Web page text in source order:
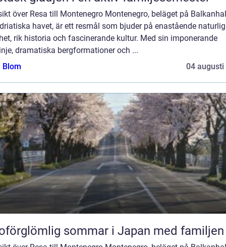
över Resa till Montenegro Montenegro, beläget på
havet, är ett resmål som bjuder på enastående naturlig
rik historia och fascinerande kultur. Med sin imponerande
dramatiska bergformationer och ...
Blom
04 augusti
sommar i Japan med familjen